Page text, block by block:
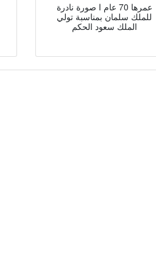
عمرها 70 عام ا صورة نادرة
للملك سلمان بمناسبة تولي
الملك سعود الحكم